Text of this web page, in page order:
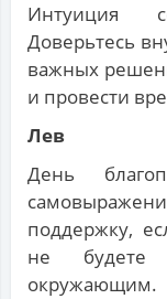
Интуиция
Доверьтесь
важных
и провести
Лев
День
поддержку,
не будете
окружающим.